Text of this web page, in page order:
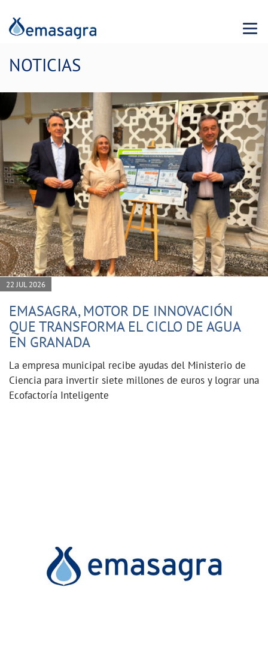
Menu
NOTICIAS
22 JUL 2026
EMASAGRA, MOTOR DE INNOVACIÓN
QUE TRANSFORMA EL CICLO DE AGUA
EN GRANADA
La empresa municipal recibe ayudas del Ministerio de
Ciencia para invertir siete millones de euros y lograr una
Ecofactoría Inteligente